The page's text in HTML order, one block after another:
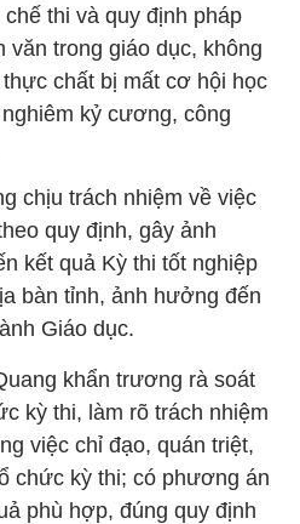
thi và quy định pháp
văn trong giáo dục, không
chất bị mất cơ hội học
kỷ cương, công
chịu trách nhiệm về việc
quy định, gây ảnh
kết quả Kỳ thi tốt nghiệp
bàn tỉnh, ảnh hưởng đến
Giáo dục.
khẩn trương rà soát
kỳ thi, làm rõ trách nhiệm
việc chỉ đạo, quán triệt,
chức kỳ thi; có phương án
phù hợp, đúng quy định